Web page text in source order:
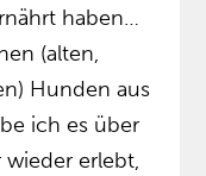
haben…
(alten,
Hunden aus
ich es über
wieder erlebt,